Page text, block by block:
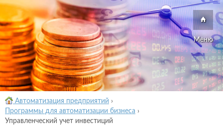
Меню
Автоматизация предприятий ›
Программы для автоматизации бизнеса ›
Управленческий учет инвестиций